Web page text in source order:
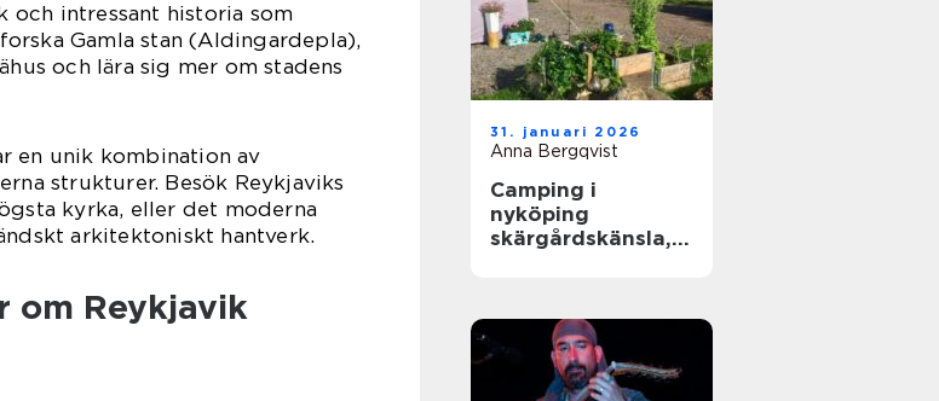
och intressant historia som
Gamla stan (Aldingardepla),
och lära sig mer om stadens
en unik kombination av
strukturer. Besök Reykjaviks
kyrka, eller det moderna
arkitektoniskt hantverk.
om Reykjavik
31. januari 2026
Anna Bergqvist
Camping i
nyköping
skärgårdskänsla,